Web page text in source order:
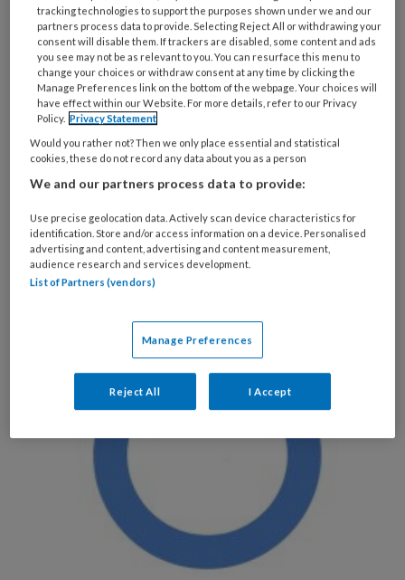
Nagelreparatie
Nagelregulatie
Orthese
Vilttechniek
Zolen
Richtlijnen
Artikelen over dit thema
7 AUGUSTUS 2026 NIEUWS
tracking technologies to support the purposes shown under we and our
partners process data to provide. Selecting Reject All or withdrawing your
consent will disable them. If trackers are disabled, some content and ads
you see may not be as relevant to you. You can resurface this menu to
change your choices or withdraw consent at any time by clicking the
Manage Preferences link on the bottom of the webpage. Your choices will
have effect within our Website. For more details, refer to our Privacy
Policy. Privacy Statement
Would you rather not? Then we only place essential and statistical
cookies, these do not record any data about you as a person
We and our partners process data to provide:
Use precise geolocation data. Actively scan device characteristics for
identification. Store and/or access information on a device. Personalised
advertising and content, advertising and content measurement,
audience research and services development.
List of Partners (vendors)
Manage Preferences
Reject All I Accept